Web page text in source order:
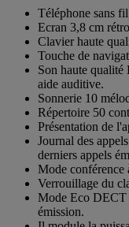
étoiles.
Téléphone sans
Ecran 3,8 cm
Clavier haute
Touche de
Son haute qualité
aide auditive.
Sonnerie 10
Répertoire 50
Présentation de
Journal des
derniers appels
Mode conférence
Verrouillage du
Mode Eco DECT
émission.